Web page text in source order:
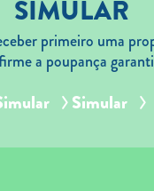
SIMULAR
primeiro uma
a poupança
Simular